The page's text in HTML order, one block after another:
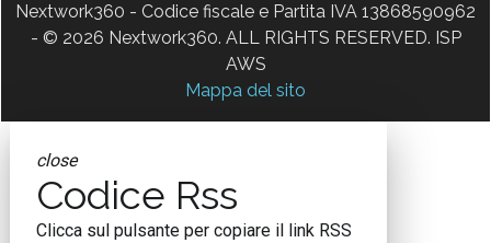
Nextwork360 - Codice fiscale e Partita IVA 13868590962
- © 2026 Nextwork360. ALL RIGHTS RESERVED. ISP
AWS
Mappa del sito
close
Codice Rss
Clicca sul pulsante per copiare il link RSS